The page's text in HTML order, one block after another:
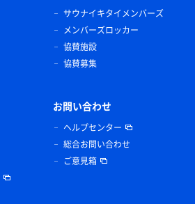
サウナイキタイメンバーズ
メンバーズロッカー
協賛施設
協賛募集
お問い合わせ
ヘルプセンター
総合お問い合わせ
ご意見箱